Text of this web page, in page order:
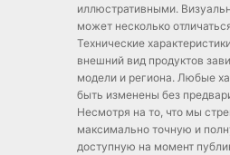
иллюстративными.
может несколько
Технические
внешний вид продуктов
модели и региона. Любые
быть изменены без
Несмотря на то, что мы
максимально точную и
доступную на момент